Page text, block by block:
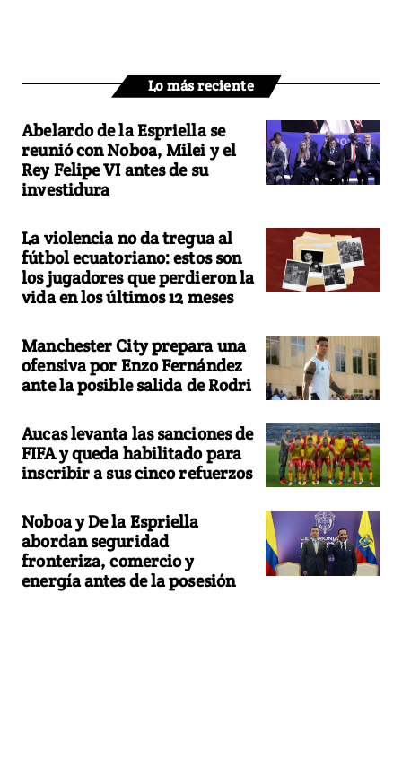
Lo más reciente
Abelardo de la Espriella se
reunió con Noboa, Milei y el
Rey Felipe VI antes de su
investidura
La violencia no da tregua al
fútbol ecuatoriano: estos son
los jugadores que perdieron la
vida en los últimos 12 meses
Manchester City prepara una
ofensiva por Enzo Fernández
ante la posible salida de Rodri
Aucas levanta las sanciones de
FIFA y queda habilitado para
inscribir a sus cinco refuerzos
Noboa y De la Espriella
abordan seguridad
fronteriza, comercio y
energía antes de la posesión